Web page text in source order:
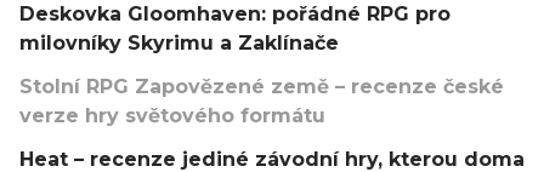
Deskovka Gloomhaven: pořádné RPG pro
milovníky Skyrimu a Zaklínače
Stolní RPG Zapovězené země – recenze české
verze hry světového formátu
Heat – recenze jediné závodní hry, kterou doma